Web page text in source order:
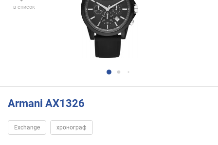
в список
Armani AX1326
Exchange хронограф